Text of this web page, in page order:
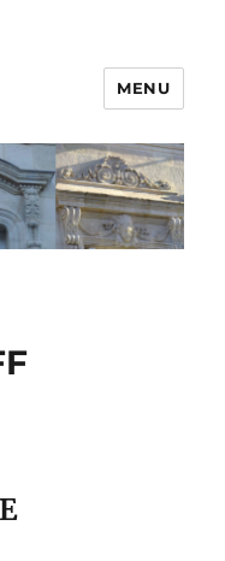
MENU